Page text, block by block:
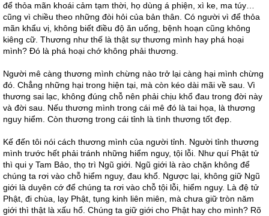
để thỏa mãn khoái cảm tạm thời, họ dùng á phiện, xì ke, ma túy…
cũng vì chiều theo những đòi hỏi của bản thân. Có người vì để thỏa
mãn khẩu vị, không biết điều độ ăn uống, bệnh hoạn cũng không
kiêng cữ. Thương như thế là thật sự thương mình hay phá hoại
mình? Đó là phá hoại chớ không phải thương.
Người mê càng thương mình chừng nào trở lại càng hại mình chừng
đó. Chẳng những hại trong hiện tại, mà còn kéo dài mãi về sau. Vì
thương sai lạc, không đúng chỗ nên phải chịu khổ đau trong đời này
và đời sau. Nếu thương mình trong cái mê đó là tai họa, là thương
nguy hiểm. Còn thương trong cái tỉnh là tình thương tốt đẹp.
Kế đến tôi nói cách thương mình của người tỉnh. Người tỉnh thương
mình trước hết phải tránh những hiểm nguy, tội lỗi. Như quí Phật tử
thì qui y Tam Bảo, thọ trì Ngũ giới. Ngũ giới là rào chặn không để
chúng ta rơi vào chỗ hiểm nguy, đau khổ. Ngược lại, không giữ Ngũ
giới là duyên cớ để chúng ta rơi vào chỗ tội lỗi, hiểm nguy. Là đệ tử
Phật, đi chùa, lạy Phật, tụng kinh liên miên, mà chưa giữ tròn năm
giới thì thật là xấu hổ. Chúng ta giữ giới cho Phật hay cho mình? Rõ